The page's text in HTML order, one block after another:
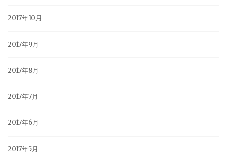
2017年10月
2017年9月
2017年8月
2017年7月
2017年6月
2017年5月